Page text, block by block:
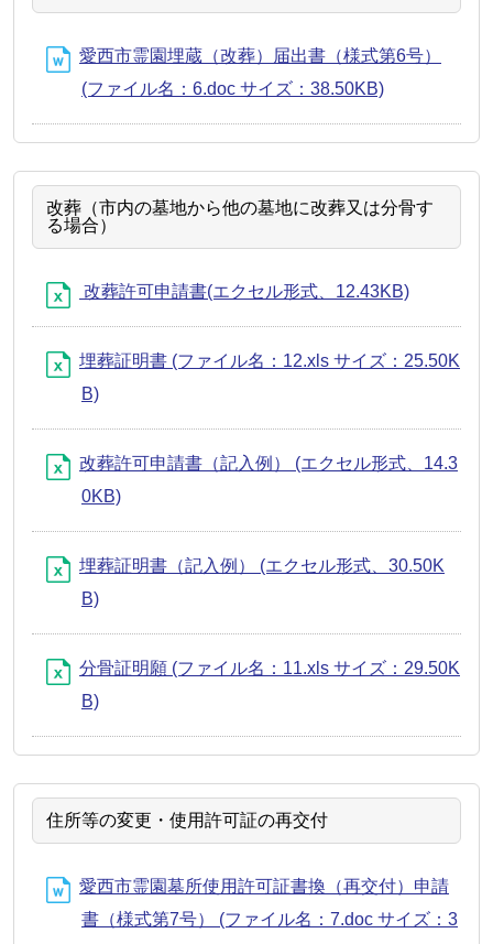
愛西市霊園埋蔵（改葬）届出書（様式第6号）
(ファイル名：6.doc サイズ：38.50KB)
改葬（市内の墓地から他の墓地に改葬又は分骨す
る場合）
改葬許可申請書(エクセル形式、12.43KB)
埋葬証明書 (ファイル名：12.xls サイズ：25.50K
B)
改葬許可申請書（記入例） (エクセル形式、14.3
0KB)
埋葬証明書（記入例） (エクセル形式、30.50K
B)
分骨証明願 (ファイル名：11.xls サイズ：29.50K
B)
住所等の変更・使用許可証の再交付
愛西市霊園墓所使用許可証書換（再交付）申請
書（様式第7号） (ファイル名：7.doc サイズ：3